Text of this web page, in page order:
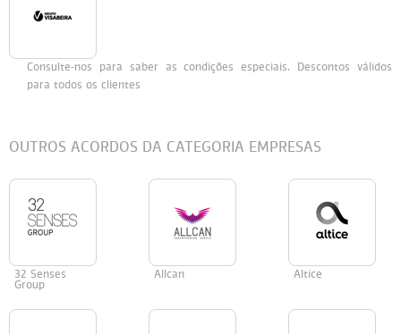
Consulte-nos para saber as condições especiais. Descontos válidos
para todos os clientes
OUTROS ACORDOS DA CATEGORIA EMPRESAS
32 Senses
Group
Allcan Altice
Polaroid
Vogue
Vogue Eyewear
Ray-Ban
Ray Ban Junior